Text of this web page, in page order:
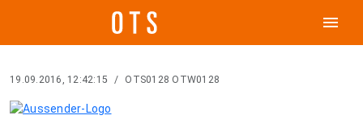
menu
19.09.2016, 12:42:15 / OTS0128 OTW0128